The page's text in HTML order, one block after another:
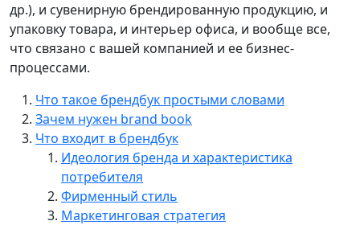
др.), и сувенирную брендированную продукцию, и
упаковку товара, и интерьер офиса, и вообще все,
что связано с вашей компанией и ее бизнес-
процессами.
Что такое брендбук простыми словами
Зачем нужен brand book
Что входит в брендбук
Идеология бренда и характеристика
потребителя
Фирменный стиль
Маркетинговая стратегия